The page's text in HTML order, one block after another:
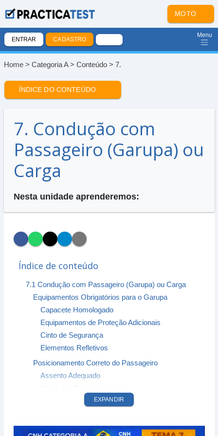
MOTO
ENTRAR CADASTRO
Menu
Home> Categoria A> Conteúdo> 7.
ÍNDICE DO CONTEÚDO
7. Condução com
Passageiro (Garupa) ou
Carga
Nesta unidade aprenderemos:
Índice de conteúdo
7.1 Condução com Passageiro (Garupa) ou Carga
Equipamentos Obrigatórios para o Garupa
Capacete Homologado
Equipamentos de Proteção Adicionais
Cinto de Segurança
Elementos Refletivos
Posicionamento Correto do Passageiro
Assento Adequado
Apoio dos Pés
Postura Erreta e Segura
Sinais Verbais
EXPANDIR